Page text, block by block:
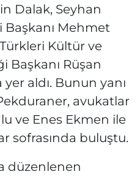
Dalak, Seyhan
Başkanı Mehmet
Türkleri Kültür ve
Başkanı Rüşan
aldı. Bunun yanı
avukatlar
ve Enes Ekmen ile
sofrasında buluştu.
düzenlenen